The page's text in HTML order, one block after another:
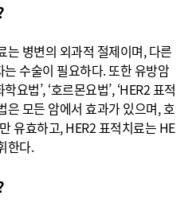
는 병변의 외과적 절제이며, 다른
수술이 필요하다. 또한 유방암
요법’, ‘호르몬요법’, ‘HER2 표적
은 모든 암에서 효과가 있으며, 호
유효하고, HER2 표적치료는 HE
한다.